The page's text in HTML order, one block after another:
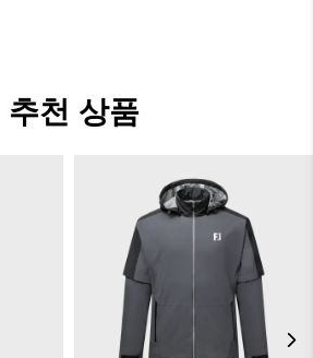
추천 상품